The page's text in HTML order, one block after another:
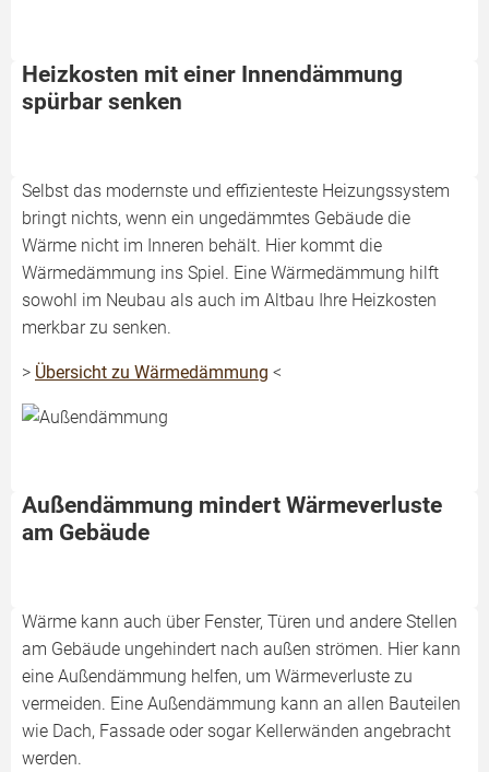
Heizkosten mit einer Innendämmung
spürbar senken
Selbst das modernste und effizienteste Heizungssystem
bringt nichts, wenn ein ungedämmtes Gebäude die
Wärme nicht im Inneren behält. Hier kommt die
Wärmedämmung ins Spiel. Eine Wärmedämmung hilft
sowohl im Neubau als auch im Altbau Ihre Heizkosten
merkbar zu senken.
> Übersicht zu Wärmedämmung <
Außendämmung mindert Wärmeverluste
am Gebäude
Wärme kann auch über Fenster, Türen und andere Stellen
am Gebäude ungehindert nach außen strömen. Hier kann
eine Außendämmung helfen, um Wärmeverluste zu
vermeiden. Eine Außendämmung kann an allen Bauteilen
wie Dach, Fassade oder sogar Kellerwänden angebracht
werden.